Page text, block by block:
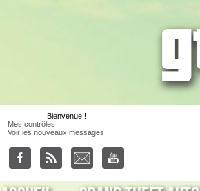
Bienvenue !
Mes contrôles
Voir les nouveaux messages